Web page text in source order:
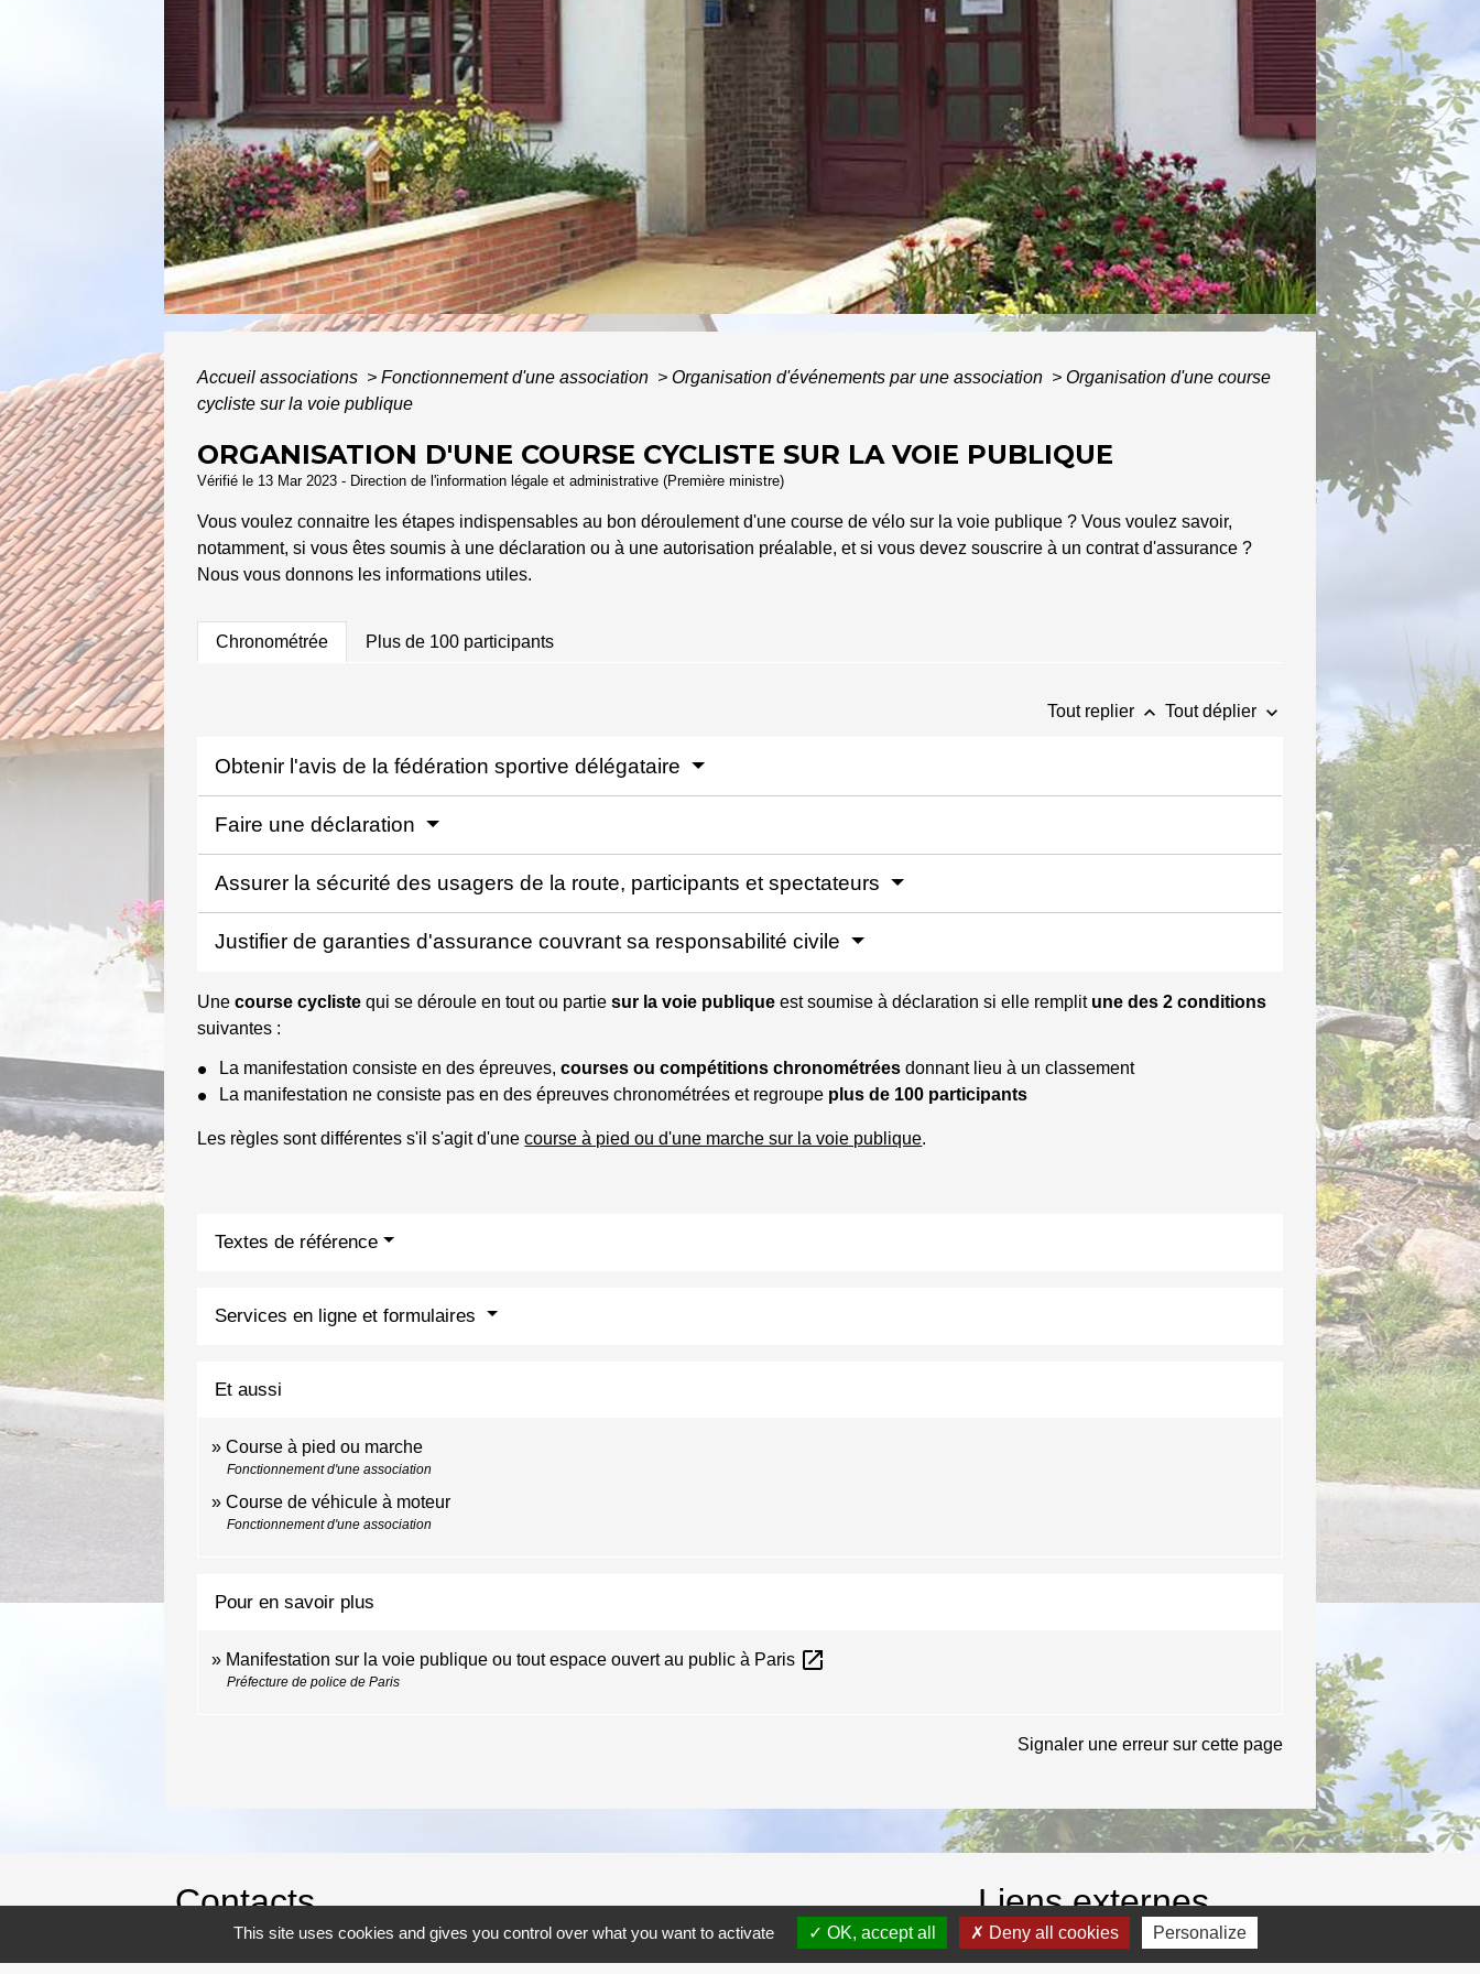
ACCUEIL GUIDE DES DÉMARCHES ADMINISTRATIVES
Accueil associations > Fonctionnement d'une association > Organisation d'événements par une association > Organisation d'une course
cycliste sur la voie publique
ORGANISATION D'UNE COURSE CYCLISTE SUR LA VOIE PUBLIQUE
Vérifié le 13 Mar 2023 - Direction de l'information légale et administrative (Première ministre)
Vous voulez connaitre les étapes indispensables au bon déroulement d'une course de vélo sur la voie publique ? Vous voulez savoir,
notamment, si vous êtes soumis à une déclaration ou à une autorisation préalable, et si vous devez souscrire à un contrat d'assurance ?
Nous vous donnons les informations utiles.
Chronométrée Plus de 100 participants
Tout replier keyboard_arrow_up Tout déplier keyboard_arrow_down
Obtenir l'avis de la fédération sportive délégataire
Faire une déclaration
Assurer la sécurité des usagers de la route, participants et spectateurs
Justifier de garanties d'assurance couvrant sa responsabilité civile
Unecourse cycliste qui se déroule en tout ou partiesur la voie publique est soumise à déclaration si elle remplit une des 2 conditions
suivantes :
La manifestation consiste en des épreuves,courses ou compétitions chronométrées donnant lieu à un classement
La manifestation ne consiste pas en des épreuves chronométrées et regroupe plus de 100 participants
Les règles sont différentes s'il s'agit d'unecourse à pied ou d'une marche sur la voie publique.
Textes de référence
Services en ligne et formulaires
Et aussi
Course à pied ou marche
Fonctionnement d'une association
Course de véhicule à moteur
Fonctionnement d'une association
Pour en savoir plus
Manifestation sur la voie publique ou tout espace ouvert au public à Paris open_in_new
Préfecture de police de Paris
Signaler une erreur sur cette page
Contacts Liens externes
CA2BM
This site uses cookies and gives you control over what you want to activate OK, accept all Deny all cookies Personalize